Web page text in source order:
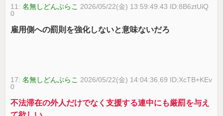
11:名無しどんぶらこ 2026/05/22(金) 13:59:49.43 ID:8B6ztUiQ
0
雇用側への罰則を強化しないと意味ないだろ
17:名無しどんぶらこ 2026/05/22(金) 14:04:36.69 ID:XcTB+KEv
0
不法滞在の外人だけでなく支援する連中にも厳罰を与え